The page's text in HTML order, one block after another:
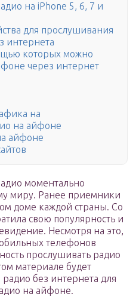
на iPhone 5, 6, 7 и
для прослушивания
интернета
которых можно
через интернет
на
на айфоне
айфоне
моментально
миру. Ранее приемники
доме каждой страны. Со
свою популярность и
Несмотря на это,
телефонов
прослушивать радио
материале будет
без интернета для
на айфоне.